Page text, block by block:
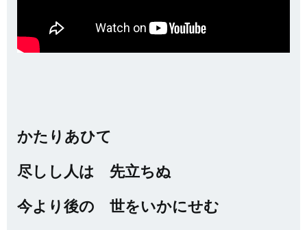
かたりあひて
尽しし人は 先立ちぬ
今より後の 世をいかにせむ